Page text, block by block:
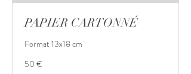
PAPIER CARTONNÉ
Format 13x18 cm
50
euros
50 €